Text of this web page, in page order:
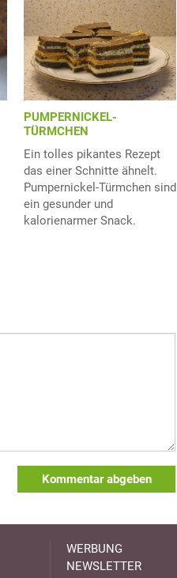
PUMPERNICKEL-
TÜRMCHEN
Ein tolles pikantes Rezept
das einer Schnitte ähnelt.
Pumpernickel-Türmchen sind
ein gesunder und
kalorienarmer Snack.
Kommentar abgeben
WERBUNG
NEWSLETTER